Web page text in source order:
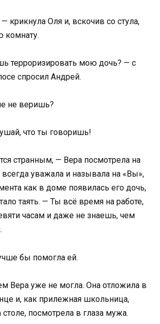
крикнула Оля и, вскочив со стула,
комнату.
терроризировать мою дочь? — с
спросил Андрей.
не веришь?
что ты говоришь!
странным, — Вера посмотрела на
уважала и называла на «Вы»,
как в доме появилась его дочь,
таять. — Ты всё время на работе,
часам и даже не знаешь, чем
бы помогла ей.
Вера уже не могла. Она отложила в
и, как прилежная школьница,
посмотрела в глаза мужа.